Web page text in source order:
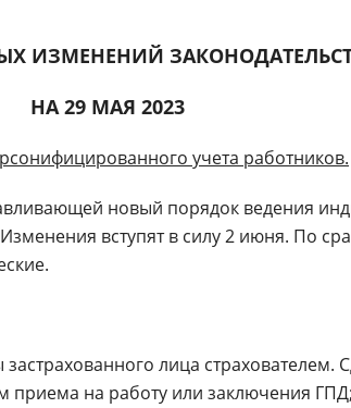
ИЗМЕНЕНИЙ
НА 29 МАЯ 2023
учета работников.
новый порядок ведения
вступят в силу 2 июня. По
лица страхователем.
приема на работу или заключения ГПД;